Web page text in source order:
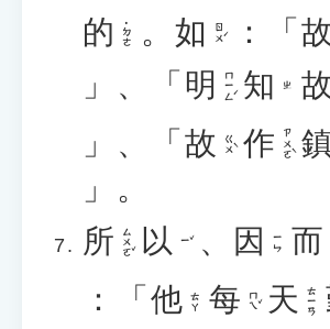
的 ˙ㄉㄜ 。 如 ㄖㄨˊ ：「 故
」、「 明 ㄇㄧㄥˊ 知 ㄓ 故
」、「 故 ㄍㄨˋ 作 ㄗㄨㄛˋ
」。
所 ㄙㄨㄛˇ 以 ㄧˇ 、 因 ㄧㄣ 而
：「 他 ㄊㄚ 每 ㄇㄟˇ 天 ㄊㄧㄢ